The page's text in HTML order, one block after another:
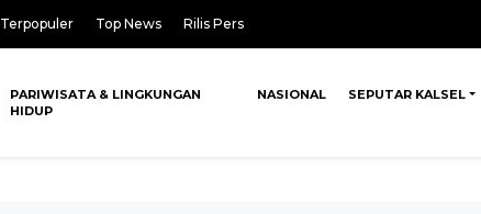
Terpopuler Top News Rilis Pers
PARIWISATA & LINGKUNGAN
HIDUP
NASIONAL SEPUTAR KALSEL